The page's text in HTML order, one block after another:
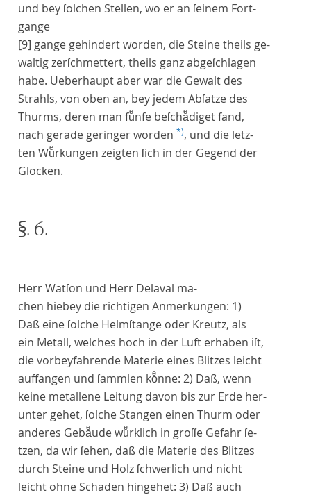
und bey ſolchen Stellen, wo er an ſeinem Fort-
gange
[9] gange gehindert worden, die Steine theils ge-
waltig zerſchmettert, theils ganz abgeſchlagen
habe. Ueberhaupt aber war die Gewalt des
Strahls, von oben an, bey jedem Abſatze des
Thurms, deren man fuͤnfe beſchaͤdiget fand,
nach gerade geringer worden *), und die letz-
ten Wuͤrkungen zeigten ſich in der Gegend der
Glocken.
§. 6.
HerrWatſon und Herr Delaval ma-
chen hiebey die richtigen Anmerkungen: 1)
Daß eine ſolche Helmſtange oder Kreutz, als
ein Metall, welches hoch in der Luft erhaben iſt,
die vorbeyfahrende Materie eines Blitzes leicht
auffangen und ſammlen koͤnne: 2) Daß, wenn
keine metallene Leitung davon bis zur Erde her-
unter gehet, ſolche Stangen einen Thurm oder
anderes Gebaͤude wuͤrklich in groſſe Gefahr ſe-
tzen, da wir ſehen, daß die Materie des Blitzes
durch Steine und Holz ſchwerlich und nicht
leicht ohne Schaden hingehet: 3) Daß auch